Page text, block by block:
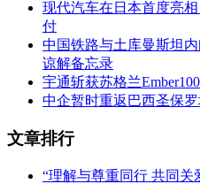
现代汽车在日本首度亮
付
中国铁路与土库曼斯坦
谅解备忘录
宇通斩获苏格兰
中企暂时重返巴西圣保罗
文章排行
“理解与尊重同行 共同关